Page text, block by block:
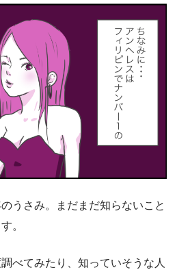
うさみ。まだまだ知らないこと
。
べてみたり、知っていそうな人